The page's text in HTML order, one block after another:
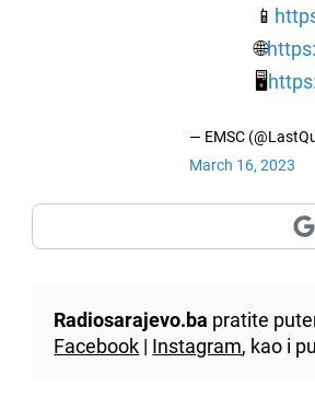
📱
🌐
🖥
— EMSC
March 16, 2023
Radiosarajevo.ba pratite
Facebook | Instagram, kao i